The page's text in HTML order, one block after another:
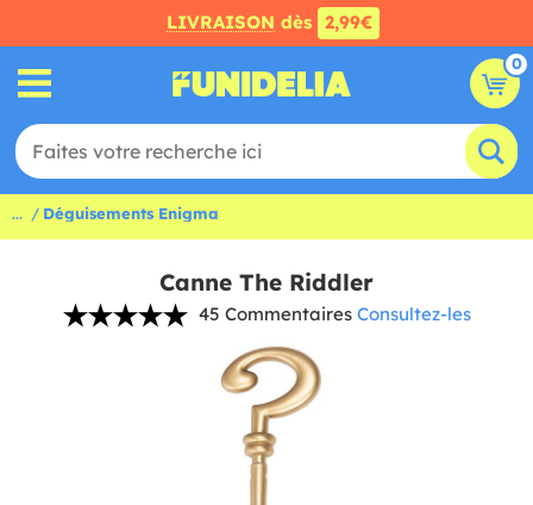
LIVRAISON dès 2,99€
0
... Déguisements Enigma
Canne The Riddler
45 Commentaires Consultez-les